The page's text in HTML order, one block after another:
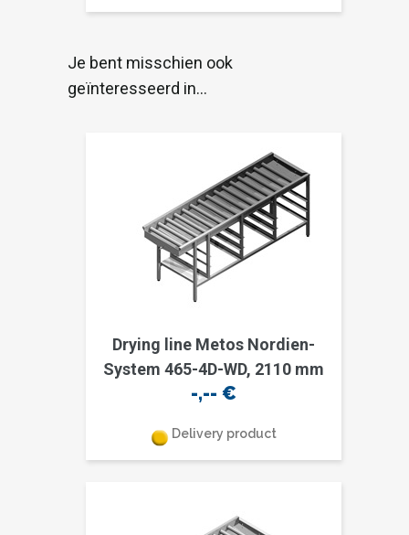
Je bent misschien ook
geïnteresseerd in…
Drying line Metos Nordien-
System 465-4D-WD, 2110 mm
-,-- €
Delivery product